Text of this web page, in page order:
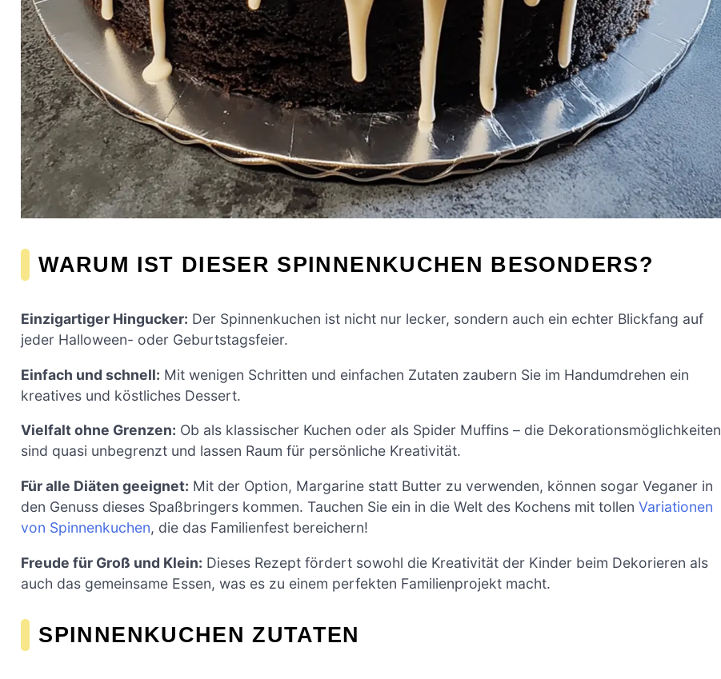
WARUM IST DIESER SPINNENKUCHEN BESONDERS?
Einzigartiger Hingucker: Der Spinnenkuchen ist nicht nur lecker, sondern auch ein echter Blickfang auf
jeder Halloween- oder Geburtstagsfeier.
Einfach und schnell: Mit wenigen Schritten und einfachen Zutaten zaubern Sie im Handumdrehen ein
kreatives und köstliches Dessert.
Vielfalt ohne Grenzen: Ob als klassischer Kuchen oder als Spider Muffins – die Dekorationsmöglichkeiten
sind quasi unbegrenzt und lassen Raum für persönliche Kreativität.
Für alle Diäten geeignet: Mit der Option, Margarine statt Butter zu verwenden, können sogar Veganer in
den Genuss dieses Spaßbringers kommen. Tauchen Sie ein in die Welt des Kochens mit tollen Variationen
von Spinnenkuchen, die das Familienfest bereichern!
Freude für Groß und Klein: Dieses Rezept fördert sowohl die Kreativität der Kinder beim Dekorieren als
auch das gemeinsame Essen, was es zu einem perfekten Familienprojekt macht.
SPINNENKUCHEN ZUTATEN